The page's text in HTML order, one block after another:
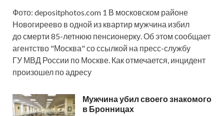
Фото: depositphotos.com 1 В московском районе
Новогиреево в одной из квартир мужчина избил
до смерти 85-летнюю пенсионерку. Об этом сообщает
агентство "Москва" со ссылкой на пресс-службу
ГУ МВД России по Москве. Как отмечается, инцидент
произошел по адресу
Мужчина убил своего знакомого
в Бронницах